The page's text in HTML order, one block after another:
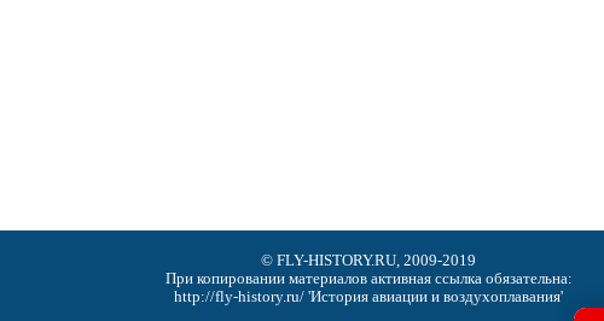
© FLY-HISTORY.RU, 2009-2019
При копировании материалов активная ссылка обязательна:
http://fly-history.ru/ 'История авиации и воздухоплавания'